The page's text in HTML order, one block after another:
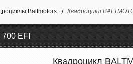
Baltmotors Квадроцикл
EFI
Квадроцикл